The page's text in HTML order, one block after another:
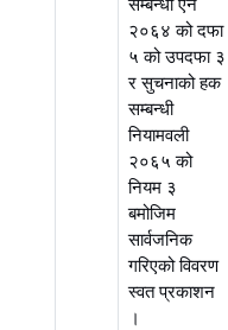
२०६४ को दफा
५ को उपदफा ३
र सुचनाको हक
सम्बन्धी
नियामवली
२०६५ को
नियम ३
बमोजिम
सार्वजनिक
गरिएको विवरण
स्वत प्रकाशन
।